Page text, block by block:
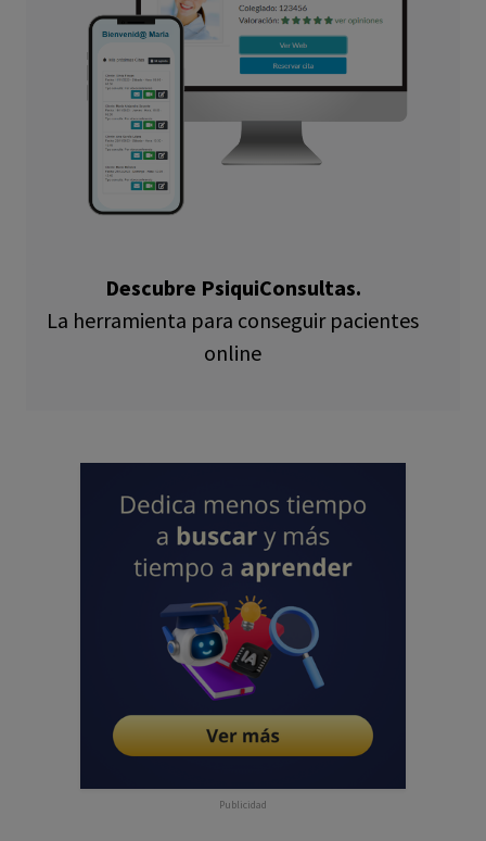
Descubre PsiquiConsultas.
La herramienta para conseguir pacientes
online
Publicidad